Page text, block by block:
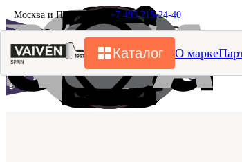
Москва и Подмосковье +7 495 215-24-40
Каталог О марке